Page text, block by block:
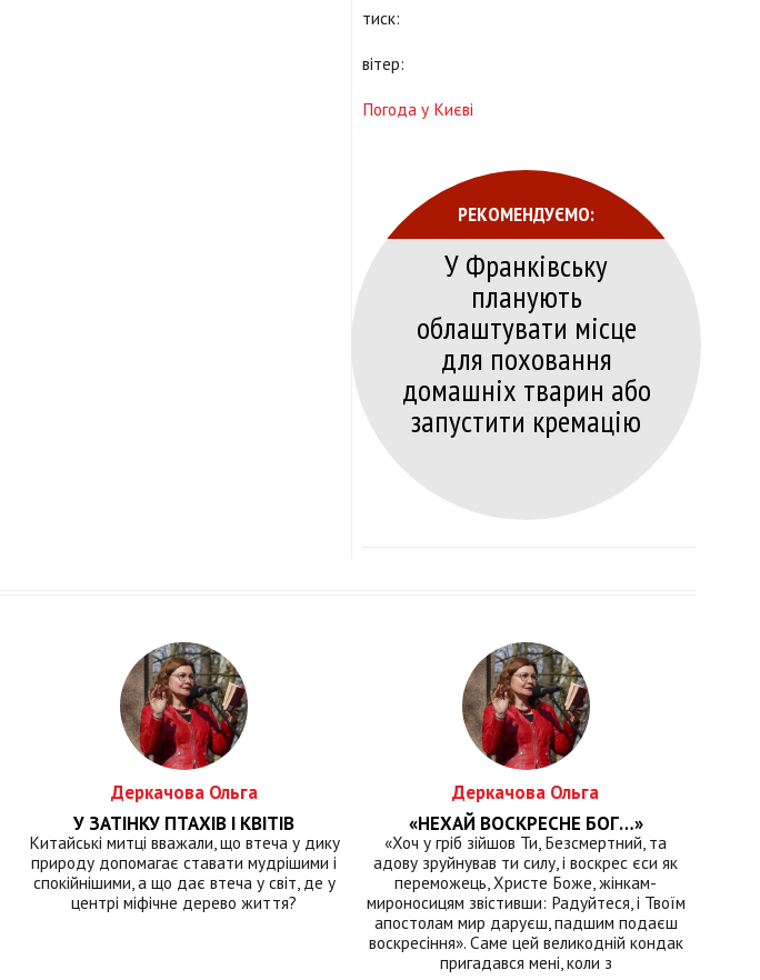
тиск:
вітер:
Погода у Києві
РЕКОМЕНДУЄМО:
У Франківську
планують
облаштувати місце
для поховання
домашніх тварин або
запустити кремацію
Деркачова Ольга
У ЗАТІНКУ ПТАХІВ І КВІТІВ
Китайські митці вважали, що втеча у дику
природу допомагає ставати мудрішими і
спокійнішими, а що дає втеча у світ, де у
центрі міфічне дерево життя?
Деркачова Ольга
«НЕХАЙ ВОСКРЕСНЕ БОГ…»
«Хоч у гріб зійшов Ти, Безсмертний, та
адову зруйнував ти силу, і воскрес єси як
переможець, Христе Боже, жінкам-
мироносицям звістивши: Радуйтеся, і Твоїм
апостолам мир даруєш, падшим подаєш
воскресіння». Саме цей великодній кондак
пригадався мені, коли з